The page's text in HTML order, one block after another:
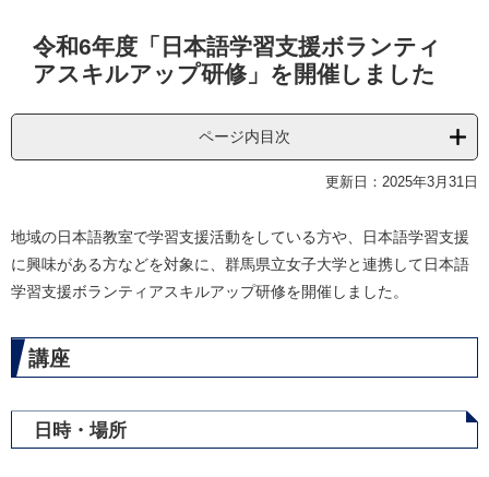
令和6年度「日本語学習支援ボランティ
アスキルアップ研修」を開催しました
ページ内目次
更新日：2025年3月31日
地域の日本語教室で学習支援活動をしている方や、日本語学習支援
に興味がある方などを対象に、群馬県立女子大学と連携して日本語
学習支援ボランティアスキルアップ研修を開催しました。
講座
日時・場所